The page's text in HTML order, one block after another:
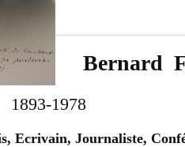
Bernard
Ecrivain, Journaliste,